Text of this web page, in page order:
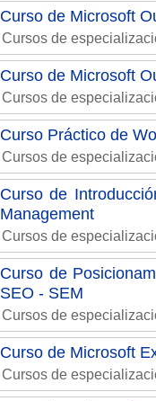
Curso de Microsoft
Cursos de
Curso de Microsoft
Cursos de
Curso Práctico de
Cursos de
Curso de
Management
Cursos de
Curso de
SEO - SEM
Cursos de
Curso de Microsoft
Cursos de